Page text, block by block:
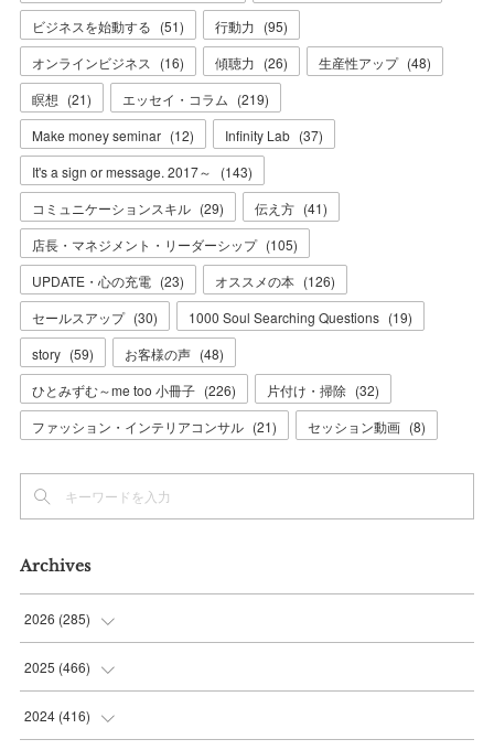
ビジネスを始動する (51) 行動力 (95)
オンラインビジネス
(16) 傾聴力 (26) 生産性アップ (48)
瞑想 (21) エッセイ・コラム (219)
Make money seminar (12) Infinity Lab (37)
It's a sign or message. 2017～
(143)
コミュニケーションスキル (29) 伝え方 (41)
店長・マネジメント・リーダーシップ (105)
UPDATE・心の充電 (23) オススメの本 (126)
セールスアップ (30) 1000 Soul Searching Questions (19)
story (59) お客様の声 (48)
ひとみずむ～me too 小冊子 (226) 片付け・掃除 (32)
ファッション・インテリアコンサル (21) セッション動画 (8)
Archives
2026 (285)
(6)
(36
2025 (466)
(56
2024 (416)